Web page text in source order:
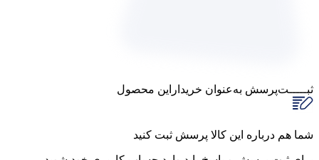
ثبـــــت‌پرسش به‌عنوان ‌خریدار‌این‌ محصول
شما هم درباره این کالا پرسش ثبت کنید